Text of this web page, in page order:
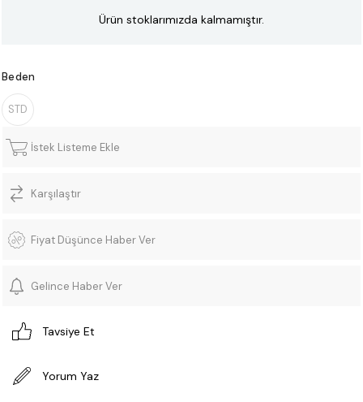
Ürün stoklarımızda kalmamıştır.
Beden
STD
İstek Listeme Ekle
Karşılaştır
Fiyat Düşünce Haber Ver
Gelince Haber Ver
Tavsiye Et
Yorum Yaz